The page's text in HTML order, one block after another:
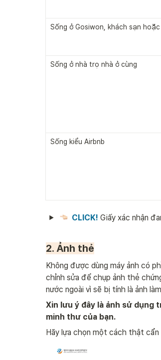
Sống ở Gosiwon, khách sạn
Sống ở nhà trọ nhà ở cùng
Sống kiểu Airbnb
CLICK! Giấy xác nhận
2. Ảnh thẻ
Không được dùng máy ảnh có
chỉnh sửa để chụp ảnh thẻ
nước ngoài vì sẽ bị tính là ảnh
Xin lưu ý đây là ảnh sử dụng
minh thư của bạn.
Hãy lựa chọn một cách thật cẩn